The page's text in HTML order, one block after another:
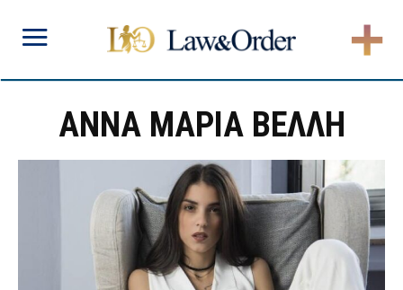
ΑΝΝΑ ΜΑΡΙΑ ΒΕΛΛΗ